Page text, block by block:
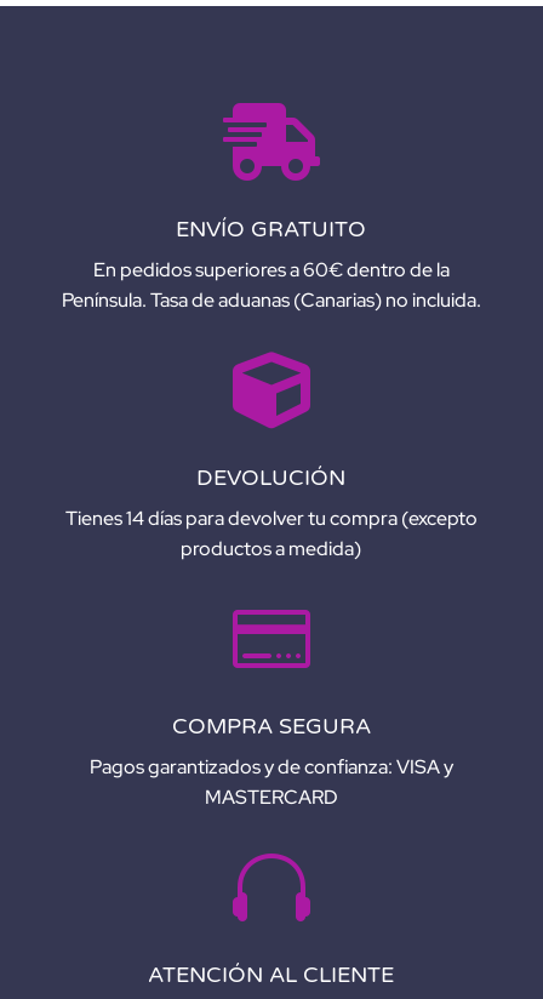
E

ENVÍO GRATUITO
En pedidos superiores a 60€ dentro de la
Península. Tasa de aduanas (Canarias) no incluida.

DEVOLUCIÓN
Tienes 14 días para devolver tu compra (excepto
productos a medida)

COMPRA SEGURA
Pagos garantizados y de confianza: VISA y
MASTERCARD

ATENCIÓN AL CLIENTE